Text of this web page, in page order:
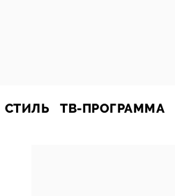
СТИЛЬ ТВ-ПРОГРАММА